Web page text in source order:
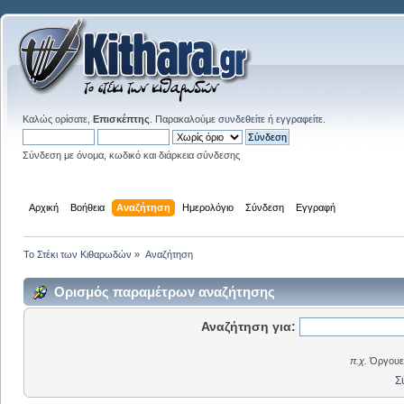
Καλώς ορίσατε, Επισκέπτης . Παρακαλούμε συνδεθείτε ή εγγραφείτε
Σύνδεση με όνομα, κωδικό και διάρκεια σύνδεσης
Αρχική Βοήθεια Αναζήτηση Ημερολόγιο Σύνδεση Εγγραφή
Το Στέκι των Κιθαρωδών » Αναζήτηση
Ορισμός παραμέτρων αναζήτησης
Αναζήτηση για:
π.χ.